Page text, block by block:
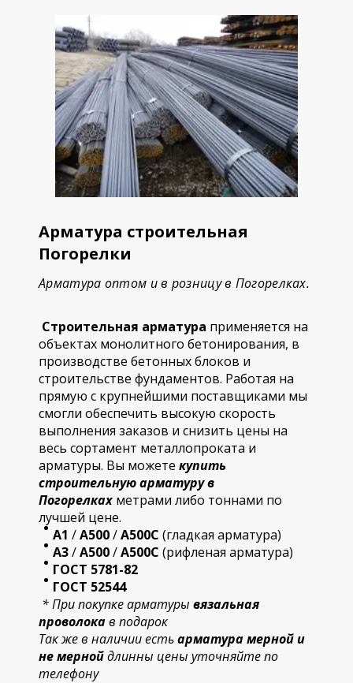
Арматура строительная
Погорелки
Арматура оптом и в розницу в Погорелках.
Строительная арматура применяется на
объектах монолитного бетонирования, в
производстве бетонных блоков и
строительстве фундаментов. Работая на
прямую с крупнейшими поставщиками мы
смогли обеспечить высокую скорость
выполнения заказов и снизить цены на
весь сортамент металлопроката и
арматуры. Вы можете купить
строительнуюарматуру в
Погорелках метрами либо тоннами по
лучшей цене.
А1 /А500/А500С (гладкая арматура)
А3/А500/А500С (рифленая арматура)
ГОСТ 5781-82
ГОСТ 52544
* При покупке арматуры вязальная
проволокав подарок
Так же в наличии естьарматура мерной и
не мернойдлинны цены уточняйте по
телефону